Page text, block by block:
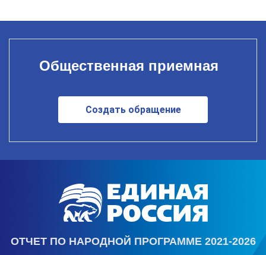
Общественная приемная
Создать обращение
ОТЧЕТ ПО НАРОДНОЙ ПРОГРАММЕ 2021-2026